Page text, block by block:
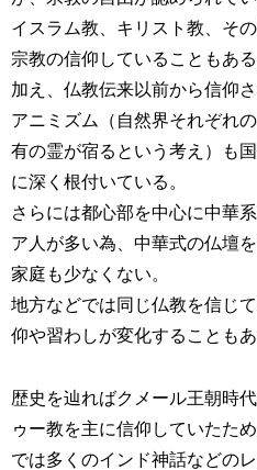
イスラム教、キリスト教、そ
宗教の信仰していることもあ
加え、仏教伝来以前から信仰
アニミズム（自然界それぞれ
有の霊が宿るという考え）も
に深く根付いている。
さらには都心部を中心に中華
ア人が多い為、中華式の仏壇
家庭も少なくない。
地方などでは同じ仏教を信じ
仰や習わしが変化することもあ
歴史を辿ればクメール王朝時
ゥー教を主に信仰していたた
では多くのインド神話などの